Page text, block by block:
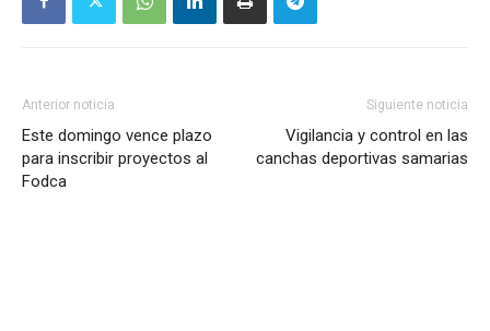
Anterior noticia
Este domingo vence plazo
para inscribir proyectos al
Fodca
Siguiente noticia
Vigilancia y control en las
canchas deportivas samarias